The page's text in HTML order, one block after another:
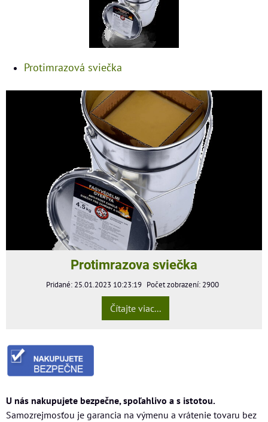
Protimrazová sviečka
Protimrazova sviečka
Pridané: 25.01.2023 10:23:19 Počet zobrazení: 2900
Čítajte viac...
U nás nakupujete bezpečne, spoľahlivo a s istotou.
Samozrejmosťou je garancia na výmenu a vrátenie tovaru bez